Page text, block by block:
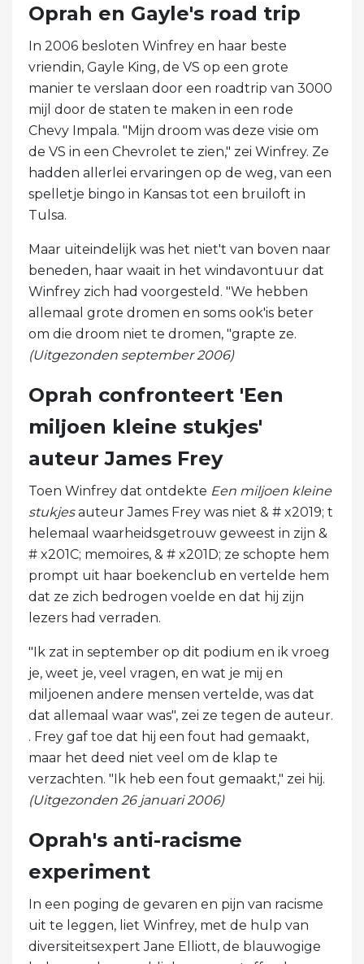
Oprah en Gayle's road trip
In 2006 besloten Winfrey en haar beste
vriendin, Gayle King, de VS op een grote
manier te verslaan door een roadtrip van 3000
mijl door de staten te maken in een rode
Chevy Impala. "Mijn droom was deze visie om
de VS in een Chevrolet te zien," zei Winfrey. Ze
hadden allerlei ervaringen op de weg, van een
spelletje bingo in Kansas tot een bruiloft in
Tulsa.
Maar uiteindelijk was het niet't van boven naar
beneden, haar waait in het windavontuur dat
Winfrey zich had voorgesteld. "We hebben
allemaal grote dromen en soms ook'is beter
om die droom niet te dromen, "grapte ze.
(Uitgezonden september 2006)
Oprah confronteert 'Een
miljoen kleine stukjes'
auteur James Frey
Toen Winfrey dat ontdekte Een miljoen kleine
stukjesauteur James Frey was niet & # x2019; t
helemaal waarheidsgetrouw geweest in zijn &
# x201C; memoires, & # x201D; ze schopte hem
prompt uit haar boekenclub en vertelde hem
dat ze zich bedrogen voelde en dat hij zijn
lezers had verraden.
"Ik zat in september op dit podium en ik vroeg
je, weet je, veel vragen, en wat je mij en
miljoenen andere mensen vertelde, was dat
dat allemaal waar was", zei ze tegen de auteur.
. Frey gaf toe dat hij een fout had gemaakt,
maar het deed niet veel om de klap te
verzachten. "Ik heb een fout gemaakt," zei hij.
(Uitgezonden 26 januari 2006)
Oprah's anti-racisme
experiment
In een poging de gevaren en pijn van racisme
uit te leggen, liet Winfrey, met de hulp van
diversiteitsexpert Jane Elliott, de blauwogige